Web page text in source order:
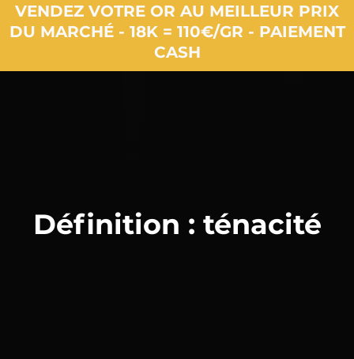
VENDEZ VOTRE OR AU MEILLEUR PRIX
DU MARCHÉ - 18K = 110€/GR - PAIEMENT
CASH
Définition : ténacité